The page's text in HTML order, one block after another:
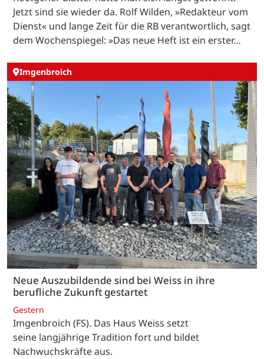
Jetzt sind sie wieder da. Rolf Wilden, »Redakteur vom
Dienst« und lange Zeit für die RB verantwortlich, sagt
dem Wochenspiegel: »Das neue Heft ist ein erster…
Imgenbroich
Neue Auszubildende sind bei Weiss in ihre
berufliche Zukunft gestartet
Gestern
Imgenbroich (FS). Das Haus Weiss setzt
seine langjährige Tradition fort und bildet
Nachwuchskräfte aus.